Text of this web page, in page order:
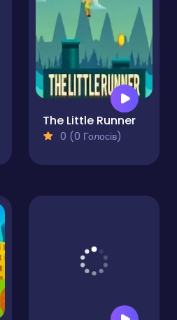
0 (0 Голосів)